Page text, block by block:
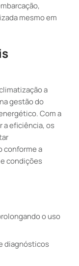
mesmo em
a
gestão do
Com a
a eficiência, os
conforme a
condições
o uso
diagnósticos